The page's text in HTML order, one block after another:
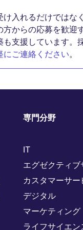
入れるだけではな
からの応募を歓
支援しています
にご連絡ください。
専門分野
IT
エグゼクティブ
カスタマーサー
デジタル
マーケティング
ライフサイエン